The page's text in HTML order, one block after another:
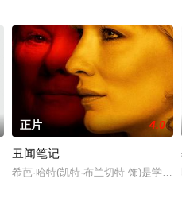
童养媳的畸形婚姻习俗。十八岁的
正片 4.0
丑闻笔记
希芭·哈特(凯特·布兰切特 饰)是学校